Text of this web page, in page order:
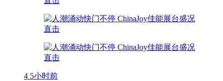
4 5小时前